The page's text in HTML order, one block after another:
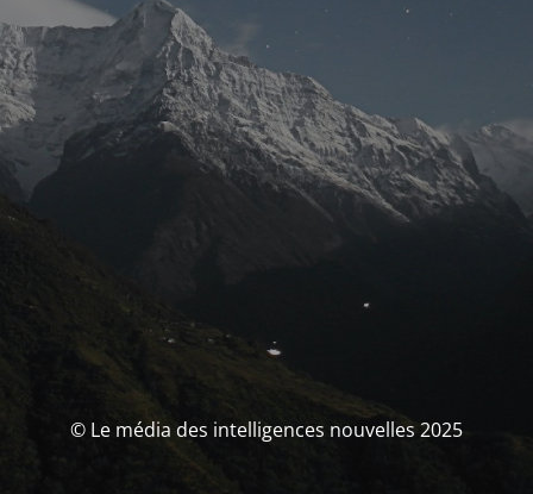
© Le média des intelligences nouvelles 2025